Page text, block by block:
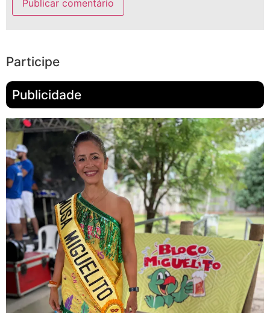
Participe
Publicidade